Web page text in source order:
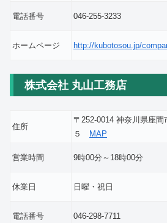
電話番号 046-255-3233
ホームページ http://kubotosou.jp/
株式会社 丸山工務店
住所
〒252-0014 神奈川県座
５ MAP
営業時間 9時00分～18時00分
休業日 日曜・祝日
電話番号 046-298-7711